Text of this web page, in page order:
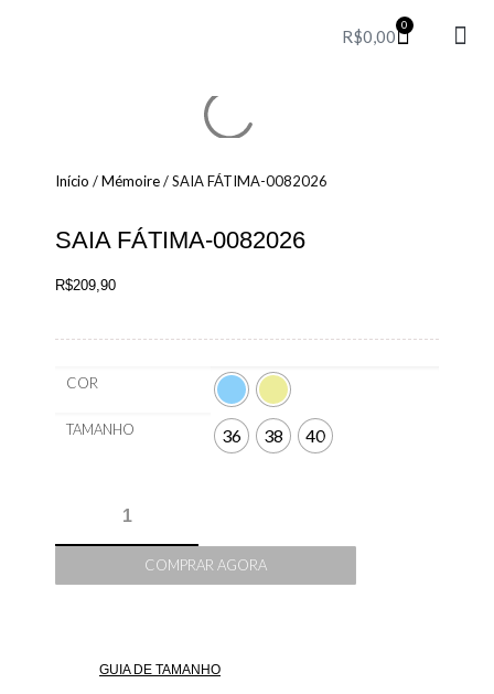
R$0,00
0
Início /Mémoire/ SAIA FÁTIMA-0082026
SAIA FÁTIMA-0082026
R$209,90
COR
TAMANHO 36 38 40
COMPRAR AGORA
GUIA DE TAMANHO